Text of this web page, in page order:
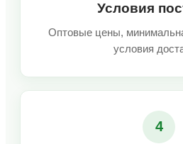
Условия
Оптовые цены,
условия
4